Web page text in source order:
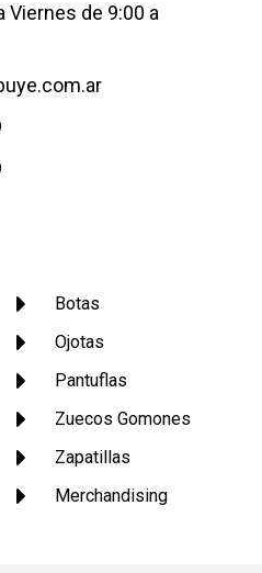
Viernes de 9:00 a
Botas
Ojotas
Pantuflas
Zuecos Gomones
Zapatillas
Merchandising